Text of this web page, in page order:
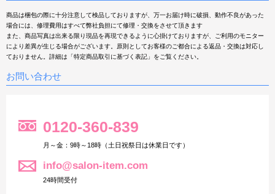
商品は梱包の際に十分注意して検品しておりますが、万一お届け時に破損、動作不良があった
場合には、修理費用はすべて弊社負担にて修理・交換をさせて頂きます
また、商品写真は出来る限り現品を再現できるように心掛けておりますが、ご利用のモニター
により差異が生じる場合がございます。原則としてお客様のご都合による返品・交換は対応し
ておりません。詳細は「特定商品取引に基づく表記」をご覧ください。
お問い合わせ
0120-360-839
月～金：9時～18時（土日祝祭日は休業日です）
info@salon-item.com
24時間受付